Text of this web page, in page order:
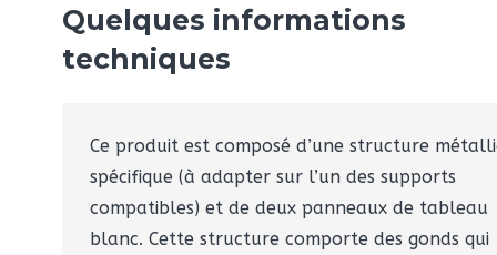
Quelques informations
techniques
Ce produit est composé d’une structure
spécifique (à adapter sur l’un des supports
compatibles) et de deux panneaux de tableau
blanc. Cette structure comporte des gonds qui